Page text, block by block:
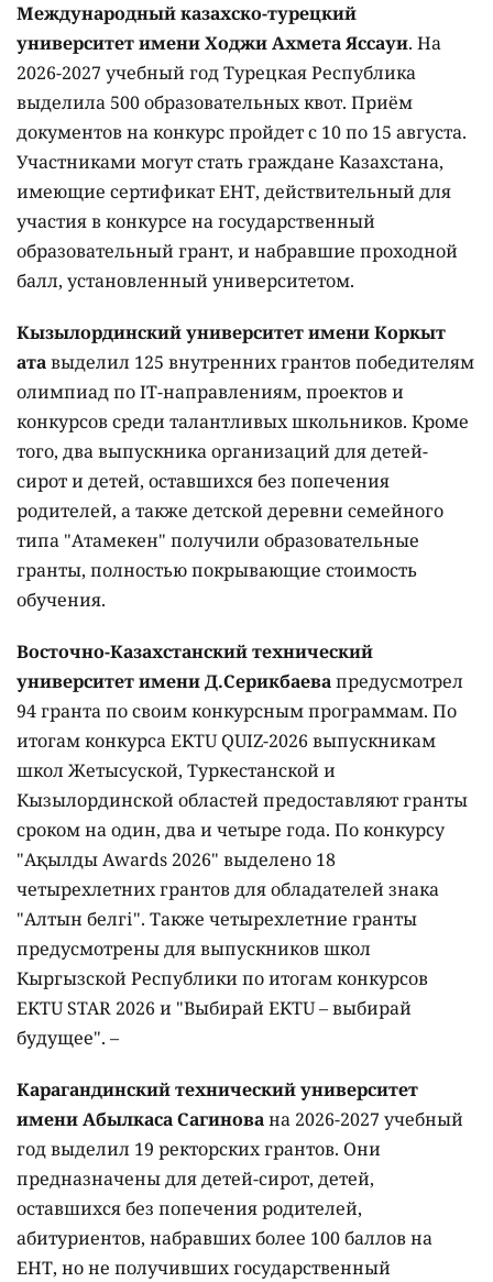
Международный казахско-турецкий
университет имени Ходжи Ахмета Яссауи. На
2026-2027 учебный год Турецкая Республика
выделила 500 образовательных квот. Приём
документов на конкурс пройдет с 10 по 15 августа.
Участниками могут стать граждане Казахстана,
имеющие сертификат ЕНТ, действительный для
участия в конкурсе на государственный
образовательный грант, и набравшие проходной
балл, установленный университетом.
Кызылординский университет имени Коркыт
атавыделил 125 внутренних грантов победителям
олимпиад по IT-направлениям, проектов и
конкурсов среди талантливых школьников. Кроме
того, два выпускника организаций для детей-
сирот и детей, оставшихся без попечения
родителей, а также детской деревни семейного
типа "Атамекен" получили образовательные
гранты, полностью покрывающие стоимость
обучения.
Восточно-Казахстанский технический
университет имени Д.Серикбаевапредусмотрел
94 гранта по своим конкурсным программам. По
итогам конкурса EKTU QUIZ-2026 выпускникам
школ Жетысуской, Туркестанской и
Кызылординской областей предоставляют гранты
сроком на один, два и четыре года. По конкурсу
"Ақылды Awards 2026" выделено 18
четырехлетних грантов для обладателей знака
"Алтын белгі". Также четырехлетние гранты
предусмотрены для выпускников школ
Кыргызской Республики по итогам конкурсов
EKTU STAR 2026 и "Выбирай EKTU – выбирай
будущее". –
Карагандинский технический университет
имени Абылкаса Сагинована 2026-2027 учебный
год выделил 19 ректорских грантов. Они
предназначены для детей-сирот, детей,
оставшихся без попечения родителей,
абитуриентов, набравших более 100 баллов на
ЕНТ, но не получивших государственный